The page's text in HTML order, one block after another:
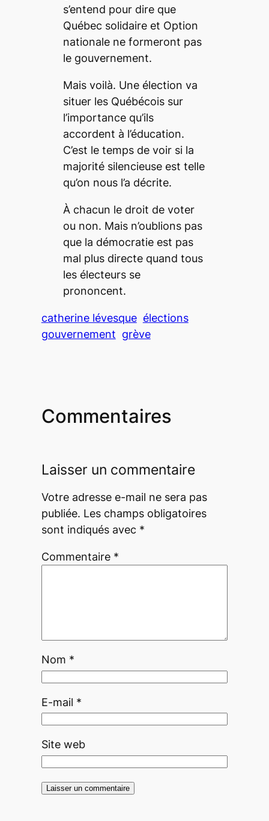
s’entend pour dire que
Québec solidaire et Option
nationale ne formeront pas
le gouvernement.
Mais voilà. Une élection va
situer les Québécois sur
l’importance qu’ils
accordent à l’éducation.
C’est le temps de voir si la
majorité silencieuse est telle
qu’on nous l’a décrite.
À chacun le droit de voter
ou non. Mais n’oublions pas
que la démocratie est pas
mal plus directe quand tous
les électeurs se
prononcent.
catherine lévesque élections
gouvernement grève
Commentaires
Laisser un commentaire
Votre adresse e-mail ne sera pas
publiée. Les champs obligatoires
sont indiqués avec *
Commentaire *
Nom *
E-mail *
Site web